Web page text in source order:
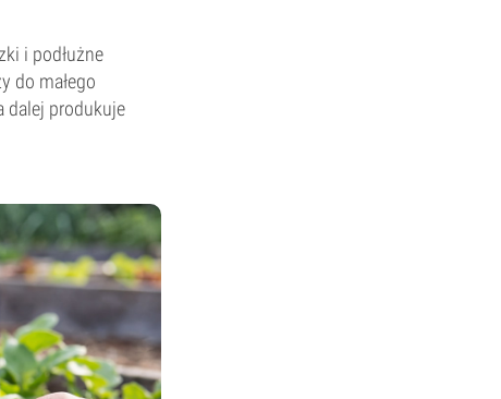
i podłużne
do małego
dalej produkuje